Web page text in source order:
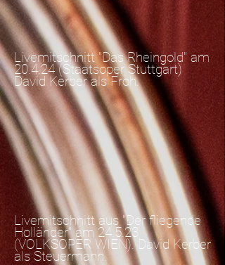
Livemitschnitt "Das Rheingold" am
20.4.24 (Staatsoper Stuttgart)
David Kerber als Froh.
Livemitschnitt aus "Der fliegende
Holländer" am 24.5.23
(VOLKSOPER WIEN). David Kerber
als Steuermann.